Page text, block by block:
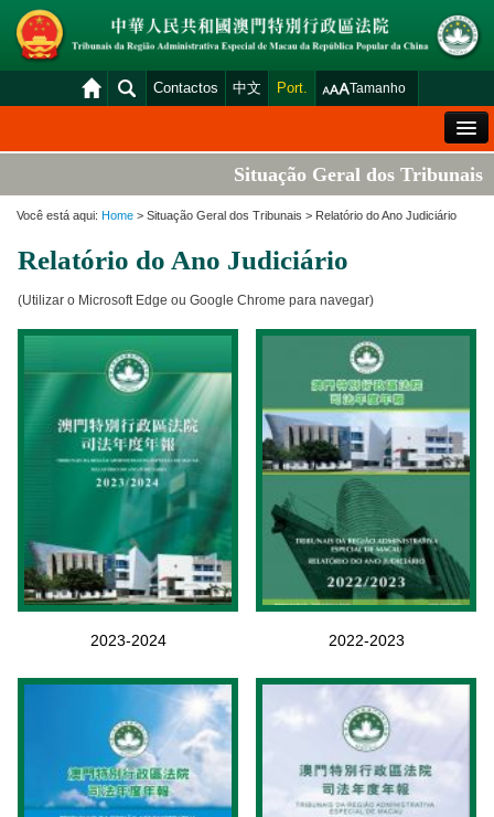
Contactos 中文 Port. Tamanho
Situação Geral dos Tribunais
Consulta das declarações de rendimentos
Download
Plataforma electrónica dos tribunais
Situação Geral dos Tribunais
Você está aqui: Home > Situação Geral dos Tribunais > Relatório do Ano Judiciário
Relatório do Ano Judiciário
(Utilizar o Microsoft Edge ou Google Chrome para navegar)
2023-2024 2022-2023